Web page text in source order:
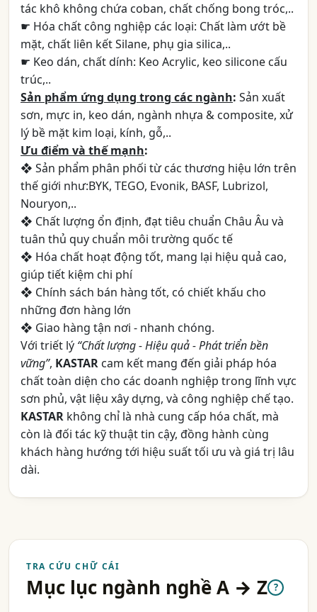
tác khô không chứa coban, chất chống bong tróc,..
☛ Hóa chất công nghiệp các loại: Chất làm ướt bề
mặt, chất liên kết Silane, phụ gia silica,..
☛ Keo dán, chất dính: Keo Acrylic, keo silicone cấu
trúc,..
Sản phẩm ứng dụng trong các ngành: Sản xuất
sơn, mực in, keo dán, ngành nhựa & composite, xử
lý bề mặt kim loại, kính, gỗ,..
Ưu điểm và thế mạnh:
❖ Sản phẩm phân phối từ các thương hiệu lớn trên
thế giới như:BYK, TEGO, Evonik, BASF, Lubrizol,
Nouryon,..
❖ Chất lượng ổn định, đạt tiêu chuẩn Châu Âu và
tuân thủ quy chuẩn môi trường quốc tế
❖ Hóa chất hoạt động tốt, mang lại hiệu quả cao,
giúp tiết kiệm chi phí
❖ Chính sách bán hàng tốt, có chiết khấu cho
những đơn hàng lớn
❖ Giao hàng tận nơi - nhanh chóng.
Với triết lý “Chất lượng - Hiệu quả - Phát triển bền
vững”, KASTAR cam kết mang đến giải pháp hóa
chất toàn diện cho các doanh nghiệp trong lĩnh vực
sơn phủ, vật liệu xây dựng, và công nghiệp chế tạo.
KASTAR không chỉ là nhà cung cấp hóa chất, mà
còn là đối tác kỹ thuật tin cậy, đồng hành cùng
khách hàng hướng tới hiệu suất tối ưu và giá trị lâu
dài.
TRA CỨU CHỮ CÁI
Mục lục ngành nghề A → Z ?